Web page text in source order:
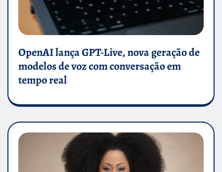
OpenAI lança GPT-Live, nova geração de
modelos de voz com conversação em
tempo real